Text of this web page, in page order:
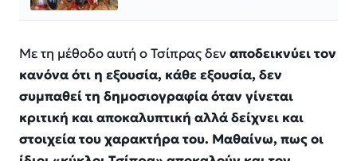
Με τη μέθοδο αυτή ο Τσίπρας δεναποδεικνύει τον
κανόνα ότι η εξουσία, κάθε εξουσία, δεν
συμπαθεί τη δημοσιογραφία όταν γίνεται
κριτική και αποκαλυπτική αλλά δείχνει και
στοιχεία του χαρακτήρα του. Μαθαίνω, πως οι